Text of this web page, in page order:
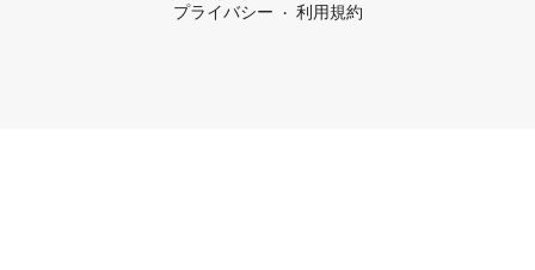
プライバシー
利用規約